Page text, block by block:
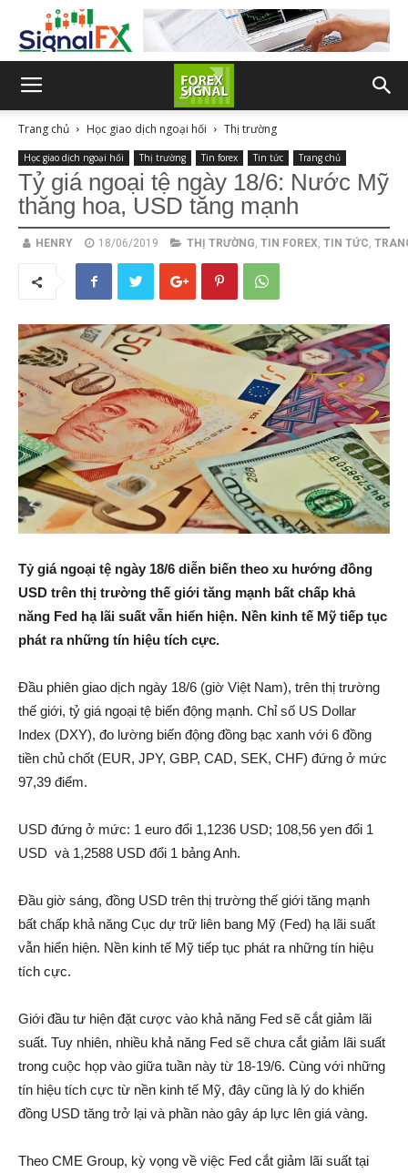
Trang chủ Học giao dịch ngoại hối Thị trường
Học giao dịch ngoại hối Thị trường Tin forex Tin tức Trang chủ
Tỷ giá ngoại tệ ngày 18/6: Nước Mỹ
thăng hoa, USD tăng mạnh
HENRY 18/06/2019 THỊ TRƯỜNG, TIN FOREX, TIN TỨC,
Tỷ giá ngoại tệ ngày 18/6 diễn biến theo xu hướng đồng
USD trên thị trường thế giới tăng mạnh bất chấp khả
năng Fed hạ lãi suất vẫn hiển hiện. Nền kinh tế Mỹ tiếp tục
phát ra những tín hiệu tích cực.
Đầu phiên giao dịch ngày 18/6 (giờ Việt Nam), trên thị trường
thế giới, tỷ giá ngoại tệ biến động mạnh. Chỉ số US Dollar
Index (DXY), đo lường biến động đồng bạc xanh với 6 đồng
tiền chủ chốt (EUR, JPY, GBP, CAD, SEK, CHF) đứng ở mức
97,39 điểm.
USD đứng ở mức: 1 euro đổi 1,1236 USD; 108,56 yen đổi 1
USD và 1,2588 USD đổi 1 bảng Anh.
Đầu giờ sáng, đồng USD trên thị trường thế giới tăng mạnh
bất chấp khả năng Cục dự trữ liên bang Mỹ (Fed) hạ lãi suất
vẫn hiển hiện. Nền kinh tế Mỹ tiếp tục phát ra những tín hiệu
tích cực.
Giới đầu tư hiện đặt cược vào khả năng Fed sẽ cắt giảm lãi
suất. Tuy nhiên, nhiều khả năng Fed sẽ chưa cắt giảm lãi suất
trong cuộc họp vào giữa tuần này từ 18-19/6. Cùng với những
tín hiệu tích cực từ nền kinh tế Mỹ, đây cũng là lý do khiến
đồng USD tăng trở lại và phần nào gây áp lực lên giá vàng.
Theo CME Group, kỳ vọng về việc Fed cắt giảm lãi suất tại